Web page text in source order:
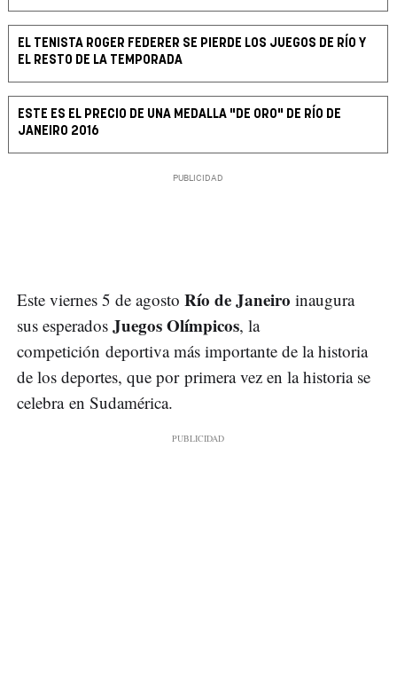
EL TENISTA ROGER FEDERER SE PIERDE LOS JUEGOS DE RÍO Y
EL RESTO DE LA TEMPORADA
ESTE ES EL PRECIO DE UNA MEDALLA "DE ORO" DE RÍO DE
JANEIRO 2016
Este viernes 5 de agosto Río de Janeiro inaugura
sus esperados Juegos Olímpicos, la
competición deportiva más importante de la historia
de los deportes, que por primera vez en la historia se
celebra en Sudamérica.